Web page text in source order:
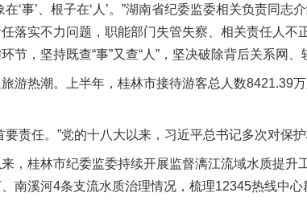
事’、根子在‘人’。”湖南省纪委监委相关负责同志
落实不力问题，职能部门失管失察、相关责任人不
节，坚持既查“事”又查“人”，坚决破除背后关系网、
热潮。上半年，桂林市接待游客总人数8421.39万
任。”党的十八大以来，习近平总书记多次对保护
桂林市纪委监委持续开展监督漓江流域水质提升
南溪河4条支流水质治理情况，梳理12345热线中